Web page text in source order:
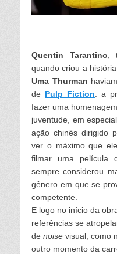
Quentin Tarantino ,
quando criou a
Uma Thurman
de Pulp Fiction: a
fazer uma
juventude, em especial
ação chinês dirigido
ver o máximo que
filmar uma película
sempre considerou
gênero em que se
competente.
E logo no início da
referências se
de noise visual, como
outro momento da